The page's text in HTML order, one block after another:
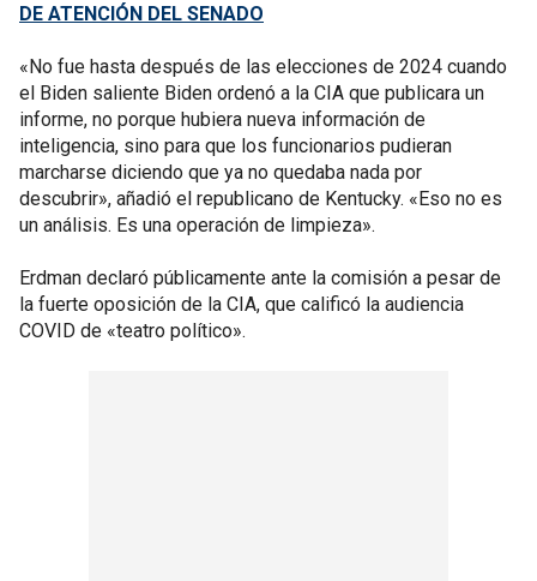
DE ATENCIÓN DEL SENADO
«No fue hasta después de las elecciones de 2024 cuando
el Biden saliente Biden ordenó a la CIA que publicara un
informe, no porque hubiera nueva información de
inteligencia, sino para que los funcionarios pudieran
marcharse diciendo que ya no quedaba nada por
descubrir», añadió el republicano de Kentucky. «Eso no es
un análisis. Es una operación de limpieza».
Erdman declaró públicamente ante la comisión a pesar de
la fuerte oposición de la CIA, que calificó la audiencia
COVID de «teatro político».